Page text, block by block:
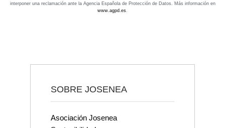
interponer una reclamación ante la Agencia Española de Protección de Datos. Más información en
www.agpd.es.
SOBRE JOSENEA
Asociación Josenea